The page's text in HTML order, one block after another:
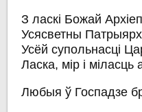
З ласкі Божай
Усясветны Патрыярх
Усёй супольнасці
Ласка, мір і
Любыя ў Госпадзе